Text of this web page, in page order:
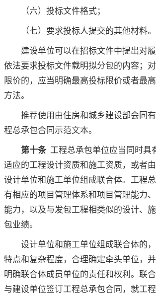
（六）投标文件格式；
（七）要求投标人提交的其他材料。
建设单位可以在招标文件中提出对履
依法要求投标文件载明拟分包的内容；
限价的，应当明确最高投标限价或者最
方法。
推荐使用由住房和城乡建设部会同
程总承包合同示范文本。
第十条工程总承包单位应当同时具
适应的工程设计资质和施工资质，或者
设计单位和施工单位组成联合体。工程
有相应的项目管理体系和项目管理能力
能力，以及与发包工程相类似的设计、
包业绩。
设计单位和施工单位组成联合体的
特点和复杂程度，合理确定牵头单位，
明确联合体成员单位的责任和权利。联
与建设单位签订工程总承包合同，就工